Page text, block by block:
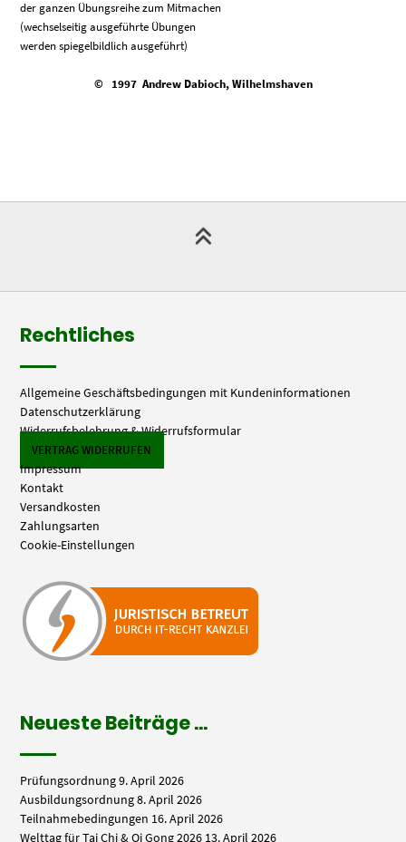
der ganzen Übungsreihe zum Mitmachen
(wechselseitig ausgeführte Übungen
werden spiegelbildlich ausgeführt)
© 1997 Andrew Dabioch, Wilhelmshaven
Rechtliches
Allgemeine Geschäftsbedingungen mit Kundeninformationen
Datenschutzerklärung
Widerrufsbelehrung & Widerrufsformular
VERTRAG WIDERRUFEN
Impressum
Kontakt
Versandkosten
Zahlungsarten
Cookie-Einstellungen
Neueste Beiträge …
Prüfungsordnung9. April 2026
Ausbildungsordnung8. April 2026
Teilnahmebedingungen 16. April 2026
Welttag für Tai Chi & Qi Gong 2026 13. April 2026